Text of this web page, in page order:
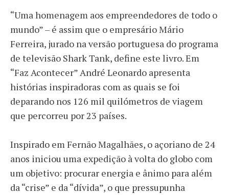
“Uma homenagem aos empreendedores de todo o
mundo” – é assim que o empresário Mário
Ferreira, jurado na versão portuguesa do programa
de televisão Shark Tank, define este livro. Em
“Faz Acontecer” André Leonardo apresenta
histórias inspiradoras com as quais se foi
deparando nos 126 mil quilómetros de viagem
que percorreu por 23 países.
Inspirado em Fernão Magalhães, o açoriano de 24
anos iniciou uma expedição à volta do globo com
um objetivo: procurar energia e ânimo para além
da “crise” e da “dívida”, o que pressupunha